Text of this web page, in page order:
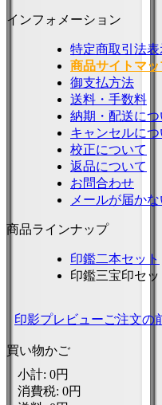
インフォメーション
特定商取引法表
商品サイトマッ
御支払方法
送料・手数料
納期・配送につ
キャンセルにつ
校正について
返品について
お問合わせ
メールが届か
商品ラインナップ
印鑑二本セット
印鑑三宝印セッ
印影プレビューご注文の
買い物かご